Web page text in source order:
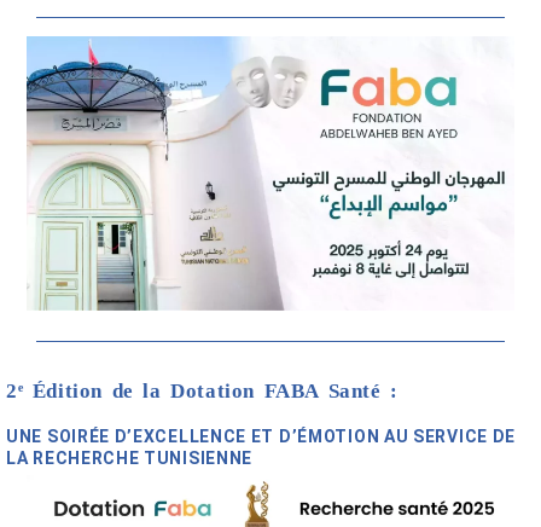
2ᵉ Édition de la Dotation FABA Santé :
UNE SOIRÉE D’EXCELLENCE ET D’ÉMOTION AU SERVICE DE
LA RECHERCHE TUNISIENNE